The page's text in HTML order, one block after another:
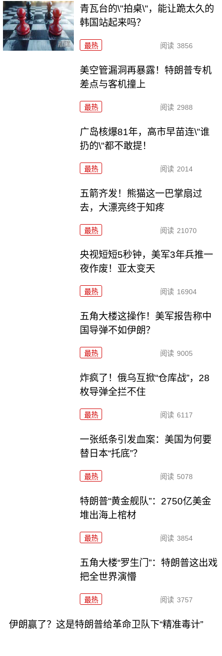
青瓦台的\"拍桌\"，能让跪太久的
韩国站起来吗？
最热 阅读 3856
美空管漏洞再暴露！特朗普专机
差点与客机撞上
最热 阅读 2988
广岛核爆81年，高市早苗连\"谁
扔的\"都不敢提！
最热 阅读 2014
五箭齐发！熊猫这一巴掌扇过
去，大漂亮终于知疼
最热 阅读 21070
央视短短5秒钟，美军3年兵推一
夜作废！亚太变天
最热 阅读 16904
五角大楼这操作！美军报告称中
国导弹不如伊朗？
最热 阅读 9005
炸疯了！俄乌互掀“仓库战”，28
枚导弹全拦不住
最热 阅读 6117
一张纸条引发血案：美国为何要
替日本“托底”？
最热 阅读 5078
特朗普“黄金舰队”：2750亿美金
堆出海上棺材
最热 阅读 3854
五角大楼“罗生门”：特朗普这出戏
把全世界演懵
最热 阅读 3757
伊朗赢了？这是特朗普给革命卫队下“精准毒计”